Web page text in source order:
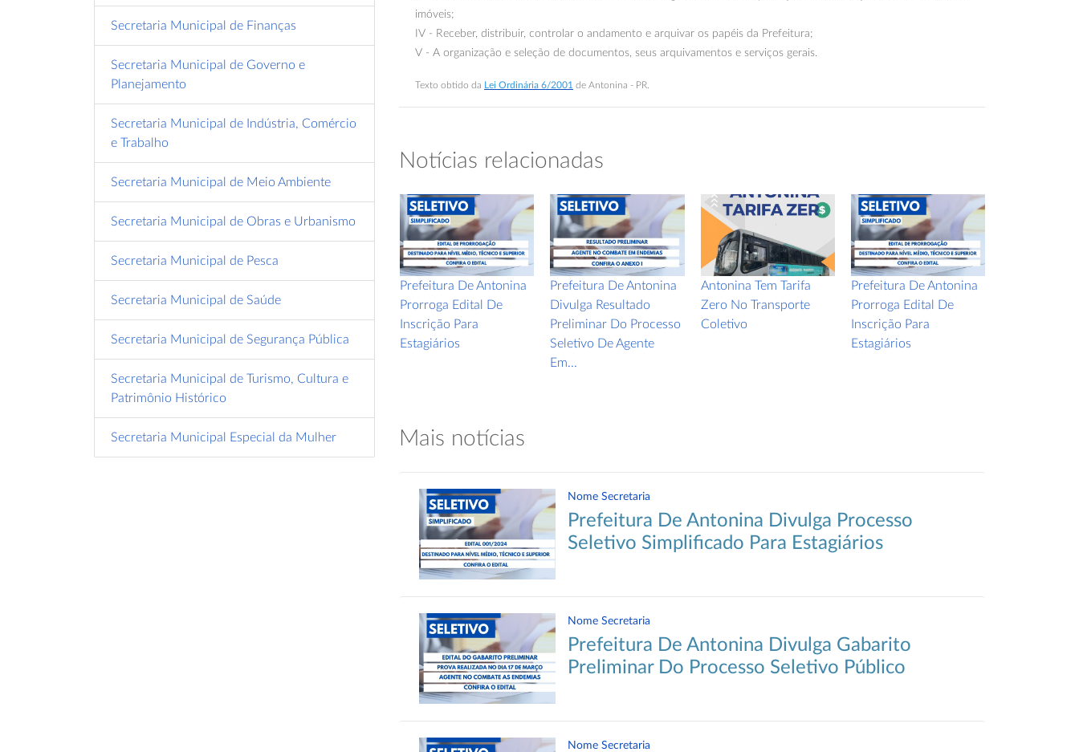
Secretaria Municipal de Finanças
Secretaria Municipal de Governo e
Planejamento
Secretaria Municipal de Indústria, Comércio
e Trabalho
Secretaria Municipal de Meio Ambiente
Secretaria Municipal de Obras e Urbanismo
Secretaria Municipal de Pesca
Secretaria Municipal de Saúde
Secretaria Municipal de Segurança Pública
Secretaria Municipal de Turismo, Cultura e
Patrimônio Histórico
Secretaria Municipal Especial da Mulher
imóveis;
IV - Receber, distribuir, controlar o andamento e arquivar os papéis da Prefeitura;
V - A organização e seleção de documentos, seus arquivamentos e serviços gerais.
Texto obtido da Lei Ordinária 6/2001 de Antonina - PR.
Notícias relacionadas
Divulga Resultado
Preliminar Do Processo
Seletivo De Agente
Em...
Zero No Transporte
Coletivo
Prefeitura De Antonina
Prorroga Edital De
Inscrição Para
Estagiários
Prefeitura De Antonina
Divulga Resultado
Preliminar Do Processo
Seletivo De Agente
Em...
Antonina Tem Tarifa
Zero No Transporte
Coletivo
Prefeitura De Antonina
Prorroga Edital De
Inscrição Para
Estagiários
Mais notícias
Nome Secretaria
Prefeitura De Antonina Divulga Processo
Seletivo Simplificado Para Estagiários
Nome Secretaria
Prefeitura De Antonina Divulga Gabarito
Preliminar Do Processo Seletivo Público
Nome Secretaria